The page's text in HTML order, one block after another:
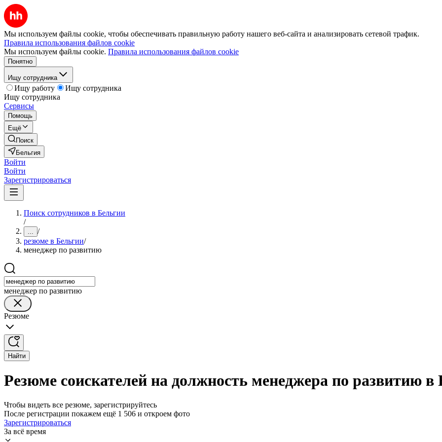
Мы используем файлы cookie, чтобы обеспечивать правильную работу нашего веб-сайта и анализировать сетевой трафик.
Правила использования файлов cookie
Мы используем файлы cookie. Правила использования файлов cookie
Понятно
Ищу сотрудника
Ищу работу
Ищу сотрудника
Ищу сотрудника
Сервисы
Помощь
Ещё
Поиск
Бельгия
Войти
Войти
Зарегистрироваться
Поиск сотрудников в Бельгии
/
... /
резюме в Бельгии/
менеджер по развитию
менеджер по развитию
Резюме
Найти
Резюме соискателей на должность менеджера по развитию в
Чтобы видеть все резюме, зарегистрируйтесь
После регистрации покажем ещё 1 506 и откроем фото
Зарегистрироваться
За всё время